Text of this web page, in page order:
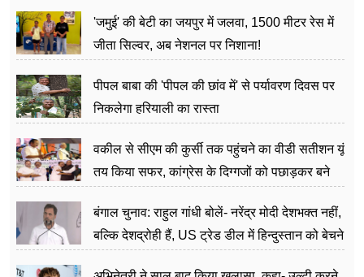
'जमुई' की बेटी का जयपुर में जलवा, 1500 मीटर रेस में
जीता सिल्वर, अब नेशनल पर निशाना!
पीपल बाबा की 'पीपल की छांव में' से पर्यावरण दिवस पर
निकलेगा हरियाली का रास्ता
वकील से सीएम की कुर्सी तक पहुंचने का वीडी सतीशन यूं
तय किया सफर, कांग्रेस के दिग्गजों को पछाड़कर बने
बंगाल चुनाव: राहुल गांधी बोलें- नरेंद्र मोदी देशभक्त नहीं,
बल्कि देशद्रोही हैं, US ट्रेड डील में हिन्दुस्तान को बेचने